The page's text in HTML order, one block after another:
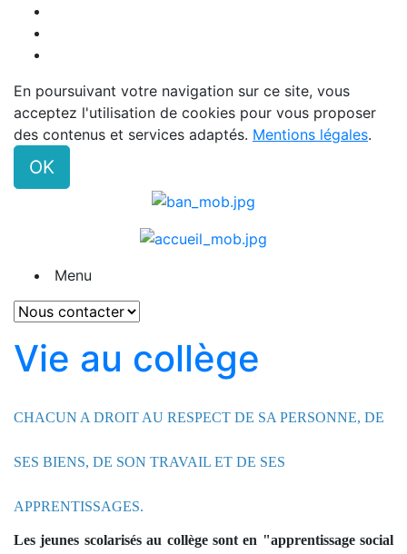
En poursuivant votre navigation sur ce site, vous
acceptez l'utilisation de cookies pour vous proposer
des contenus et services adaptés. Mentions légales.
OK
Menu
Vie au collège
CHACUN A DROIT AU RESPECT DE SA PERSONNE, DE
SES BIENS, DE SON TRAVAIL ET DE SES
APPRENTISSAGES.
Les jeunes scolarisés au collège sont en "apprentissage social